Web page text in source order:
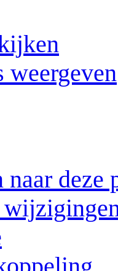
weergeven
deze